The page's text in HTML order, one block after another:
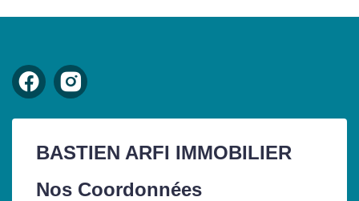
BASTIEN ARFI IMMOBILIER
Nos Coordonnées